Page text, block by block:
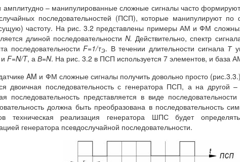
амплитудно – манипулированные сложные сигналы часто
последовательностей (ПСП), которые манипулируют
частоту. На рис. 3.2 представлены примеры АМ и ФМ
длиной последовательностиN. Действительно, спектр
последовательностиF=1/τЭ. В течении длительности сигнала Т
F=N/T, а В=N. На рис. 3.2 в ПСП используется 7 элементов, и база
AM и ФМ сложные сигналы получить довольно просто
двоичная последовательность с генератора ПСП, а на другой
последовательность представляется в виде
должна быть преобразована в последовательность
техническая реализация генератора ШПС будет
генератора псевдослучайной последовательности.